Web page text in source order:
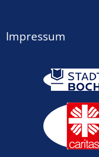
Impressum